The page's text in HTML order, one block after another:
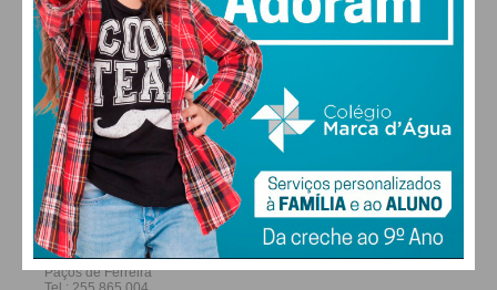
Capa da revista “Natal Mercadona 2023”
ALTERAR
FARMACIAS DE SERVIÇO EM PAÇOS DE
FERREIRA